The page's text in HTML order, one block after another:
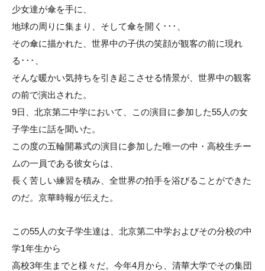
少女達が傘を手に、
地球の周りに集まり、そして傘を開く･･･、
その傘に描かれた、世界中の子供の笑顔が観客の前に現れ
る･･･、
そんな暖かい気持ちを引き起こさせる情景が、世界中の観客
の前で演出された。
9日、北京第二中学において、この演目に参加した55人の女
子学生に話を聞いた。
この度の五輪開幕式の演目に参加した唯一の中・高校生チー
ムの一員である彼女らは、
長く苦しい練習を積み、全世界の拍手を浴びることができた
のだ。京華時報が伝えた。
この55人の女子学生達は、北京第二中学およびその分校の中
学1年生から
高校3年生までと様々だ。今年4月から、清華大学でその集団